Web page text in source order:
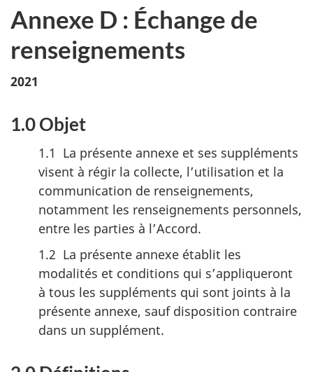
Annexe D : Échange de
renseignements
2021
1.0 Objet
1.1 La présente annexe et ses suppléments
visent à régir la collecte, l’utilisation et la
communication de renseignements,
notamment les renseignements personnels,
entre les parties à l’Accord.
1.2 La présente annexe établit les
modalités et conditions qui s’appliqueront
à tous les suppléments qui sont joints à la
présente annexe, sauf disposition contraire
dans un supplément.